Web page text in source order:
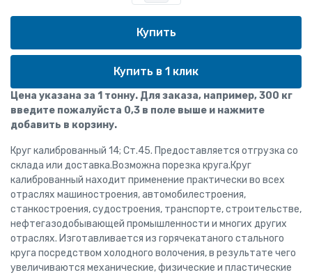
Купить в 1 клик
Цена указана за 1 тонну. Для заказа, например, 300 кг
введите пожалуйста 0,3 в поле выше и нажмите
добавить в корзину.
Круг калиброванный 14; Ст.45. Предоставляется отгрузка со
склада или доставка.Возможна порезка круга.Круг
калиброванный находит применение практически во всех
отраслях машиностроения, автомобилестроения,
станкостроения, судостроения, транспорте, строительстве,
нефтегазодобывающей промышленности и многих других
отраслях. Изготавливается из горячекатаного стального
круга посредством холодного волочения, в результате чего
увеличиваются механические, физические и пластические